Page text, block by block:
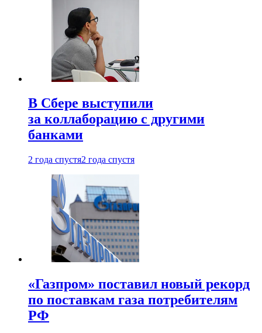
В Сбере выступили
за коллаборацию с другими
банками
2 года спустя2 года спустя
«Газпром» поставил новый рекорд
по поставкам газа потребителям
РФ